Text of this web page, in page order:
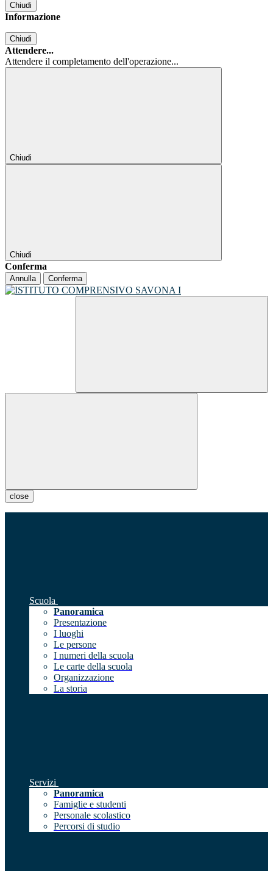
Chiudi
Informazione
Chiudi
Attendere...
Attendere il completamento dell'operazione...
Chiudi
Chiudi
Conferma
Annulla Conferma
close
Scuola
Panoramica
Presentazione
I luoghi
Le persone
I numeri della scuola
Le carte della scuola
Organizzazione
La storia
Servizi
Panoramica
Famiglie e studenti
Personale scolastico
Percorsi di studio